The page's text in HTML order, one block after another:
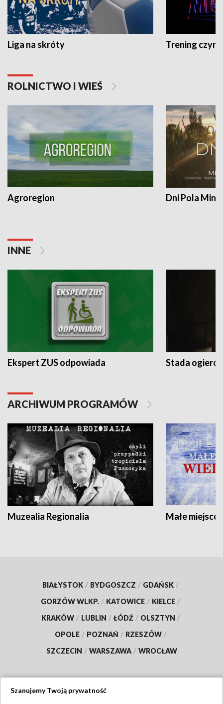
Liga na skróty Trening czyni
ROLNICTWO I WIEŚ
Agroregion Dni Pola
INNE
Ekspert ZUS odpowiada Stada
ARCHIWUM PROGRAMÓW
Muzealia Regionalia Małe
BIAŁYSTOK / BYDGOSZCZ / GDAŃSK /
GORZÓW WLKP. / KATOWICE / KIELCE /
KRAKÓW / LUBLIN / ŁÓDŹ / OLSZTYN /
OPOLE / POZNAŃ / RZESZÓW /
SZCZECIN / WARSZAWA / WROCŁAW
Szanujemy Twoją prywatność